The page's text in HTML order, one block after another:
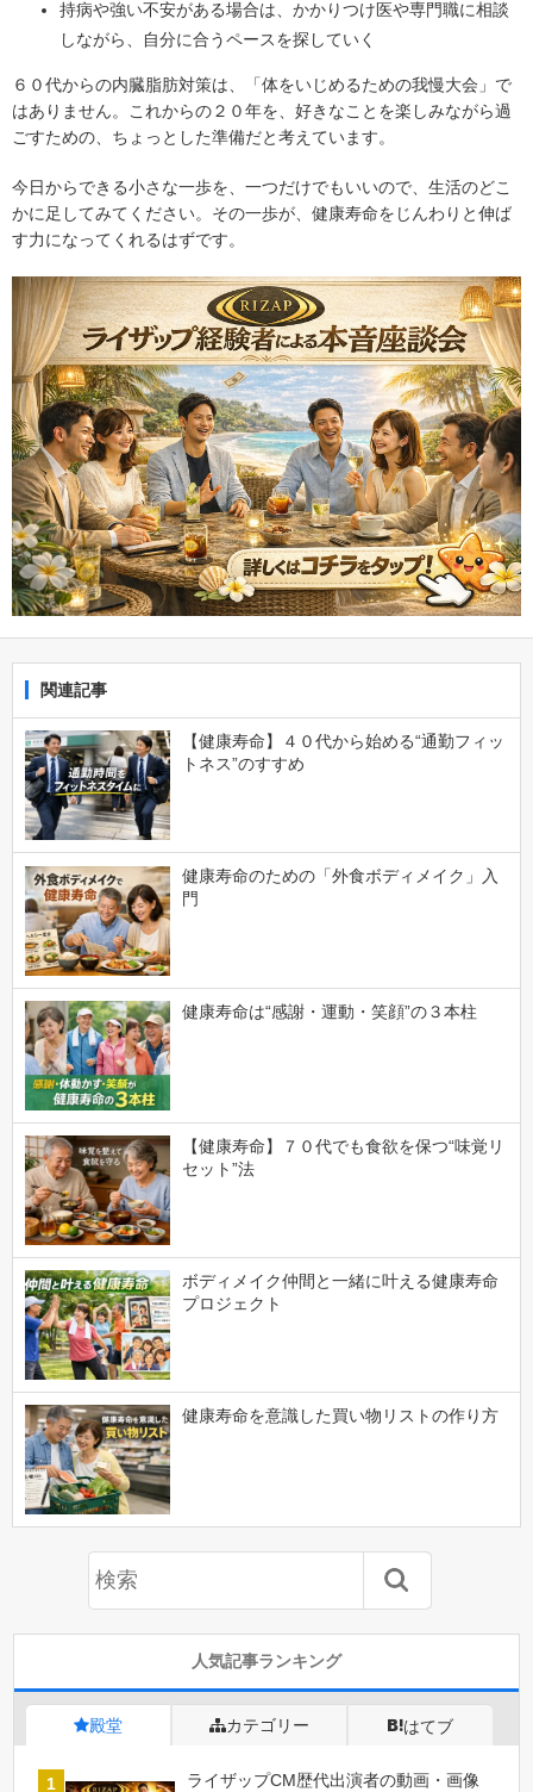
持病や強い不安がある場合は、かかりつけ医や専門職に相談
しながら、自分に合うペースを探していく
６０代からの内臓脂肪対策は、「体をいじめるための我慢大会」で
はありません。これからの２０年を、好きなことを楽しみながら過
ごすための、ちょっとした準備だと考えています。
今日からできる小さな一歩を、一つだけでもいいので、生活のどこ
かに足してみてください。その一歩が、健康寿命をじんわりと伸ば
す力になってくれるはずです。
関連記事
【健康寿命】４０代から始める“通勤フィッ
トネス”のすすめ
健康寿命のための「外食ボディメイク」入
門
健康寿命は“感謝・運動・笑顔”の３本柱
【健康寿命】７０代でも食欲を保つ“味覚リ
セット”法
ボディメイク仲間と一緒に叶える健康寿命
プロジェクト
健康寿命を意識した買い物リストの作り方
人気記事ランキング
殿堂 カテゴリー はてブ
ライザップCM歴代出演者の動画・画像